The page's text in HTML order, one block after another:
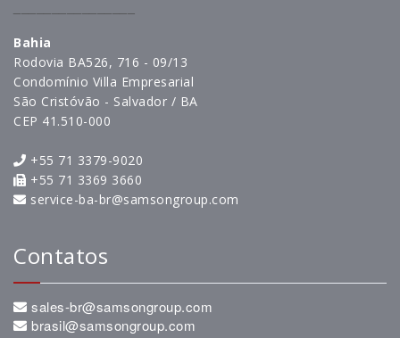
Bahia
Rodovia BA526, 716 - 09/13
Condomínio Villa Empresarial
São Cristóvão - Salvador / BA
CEP 41.510-000
+55 71 3379-9020
+55 71 3369 3660
service-ba-br@samsongroup.com
Contatos
sales-br@samsongroup.com
brasil@samsongroup.com